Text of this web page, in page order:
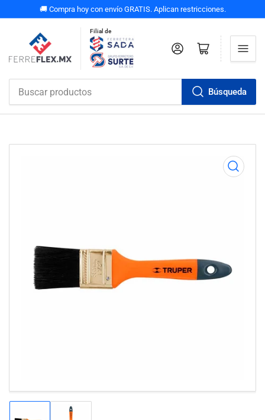
🚚 Compra hoy con envío GRATIS. Aplican restricciones.
Filial de
Búsqueda
Iniciar sesiónAbrir carrito pequeño
medios